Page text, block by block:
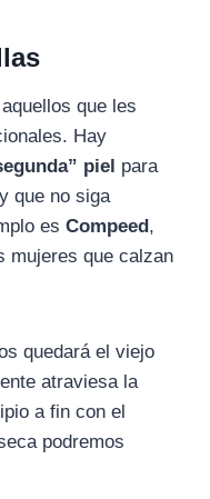
que les
Hay
piel para
que no siga
es Compeed ,
mujeres que calzan
quedará el viejo
atraviesa la
a fin con el
podremos